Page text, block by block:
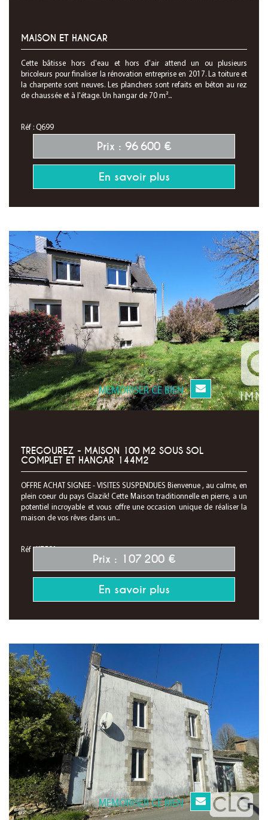
MAISON ET HANGAR
Cette bâtisse hors d'eau et hors d'air attend un ou plusieurs
bricoleurs pour finaliser la rénovation entreprise en 2017. La toiture et
la charpente sont neuves. Les planchers sont refaits en béton au rez
de chaussée et à l'étage. Un hangar de 70 m²...
Réf : Q699
Prix : 96 600 €
En savoir plus
MEMORISER CE BIEN
TREGOUREZ - MAISON 100 M2 SOUS SOL
COMPLET ET HANGAR 144M2
OFFRE ACHAT SIGNEE - VISITES SUSPENDUES Bienvenue , au calme, en
plein coeur du pays Glazik! Cette Maison traditionnelle en pierre, a un
potentiel incroyable et vous offre une occasion unique de réaliser la
maison de vos rêves dans un...
Réf : K7501
Prix : 107 200 €
En savoir plus
MEMORISER CE BIEN